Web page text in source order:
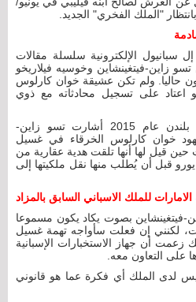
إل سبانيول الإلكترونية سلسلة مقالات
زاين-فيتغينشاين وخوسيه فيلاريخو
ولم تكن عشيقة خوان كارلوس
اعتاد على تسجيل محادثاته مع ذوي
وخلال حديثها معه في منزلها بلندن عام 2015 أشارت تسو زاين-
خوان كارلوس الخرقاء في غسيل
حين قيل لها أنها تلقت هدية عقارية من
بقيمة 3 ملايين يورو قبل أن يُطلب منها نقل ملكيتها إلى
للملك الاسباني السابق بالمزاد
فيتغينشاين بصوت يكاد يكون مسموعا
لكنني إن فعلت سأواجه تهمة غسيل
زعمت أن جهاز الاستخبارات الإسبانية
على التعاون معه.
لدى الملك أي فكرة عما هو قانوني